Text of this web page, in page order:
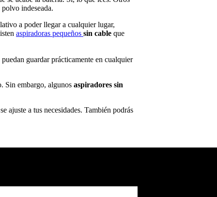
indeseada.
a poder llegar a cualquier lugar,
aspiradoras pequeños sin cable que
guardar prácticamente en cualquier
Sin embargo, algunos aspiradores sin
ajuste a tus necesidades. También podrás